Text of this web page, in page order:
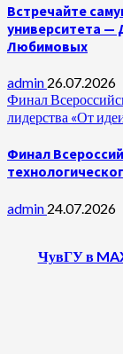
Встречайте
университета
Любимовых
admin 26.07.2026
Финал
лидерства «От
Финал
admin 24.07.2026
ЧувГУ в